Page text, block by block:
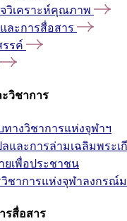
วิเคราะห์คุณภาพ
ละการสื่อสาร
รค์
วิชาการ
างวิชาการแห่งจุฬาฯ
และการล่ามเฉลิมพระเ
เพื่อประชาชน
ชาการแห่งจุฬาลงกรณ์
รสื่อสาร